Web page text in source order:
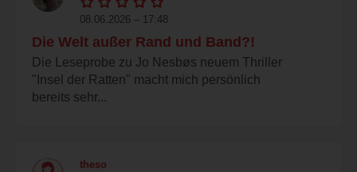
08.06.2026 – 17:48
Die Welt außer Rand und Band?!
Die Leseprobe zu Jo Nesbøs neuem Thriller
"Insel der Ratten" macht mich persönlich
bereits sehr...
theso